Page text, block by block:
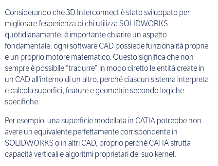
Considerando che 3D Interconnect è stato sviluppato per
migliorare l’esperienza di chi utilizza SOLIDWORKS
quotidianamente, è importante chiarire un aspetto
fondamentale: ogni software CAD possiede funzionalità proprie
e un proprio motore matematico. Questo significa che non
sempre è possibile “tradurre” in modo diretto le entità create in
un CAD all’interno di un altro, perché ciascun sistema interpreta
e calcola superfici, feature e geometrie secondo logiche
specifiche.
Per esempio, una superficie modellata in CATIA potrebbe non
avere un equivalente perfettamente corrispondente in
SOLIDWORKS o in altri CAD, proprio perché CATIA sfrutta
capacità verticali e algoritmi proprietari del suo kernel.